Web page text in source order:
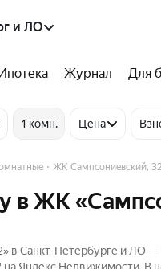
и ЛО
Журнал Для
1 комн. Цена
ЖК Сампсониевский, 32
в ЖК
Санкт-Петербурге и ЛО —